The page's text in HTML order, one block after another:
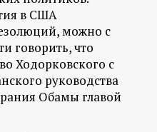
в США
можно с
говорить, что
Ходорковского с
руководства
Обамы главой